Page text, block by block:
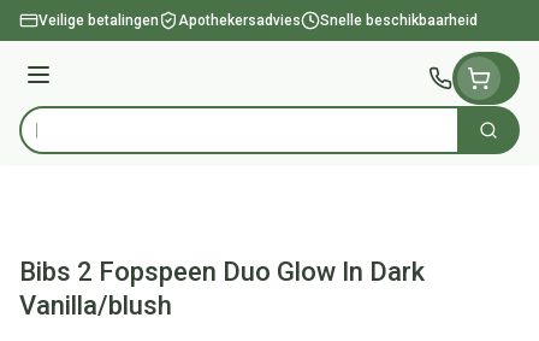
Ga naar de inhoud
Veilige betalingen Apothekersadvies Snelle beschikbaarheid
Menu
Product, merk, categorie... Zoek
Bibs 2 Fopspeen Duo Glow In Dark
Vanilla/blush